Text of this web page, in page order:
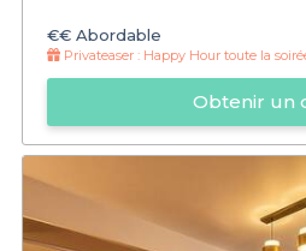
€€ Abordable
Privateaser : Happy Hour toute la
Obtenir un